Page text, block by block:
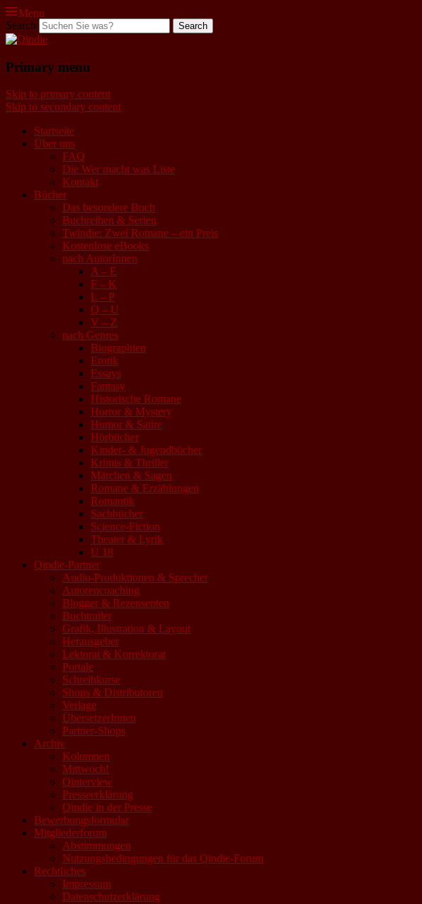
Menu
Qindie
Search
Primary menu
Skip to primary content
Skip to secondary content
Startseite
Über uns
FAQ
Die Wer macht was Liste
Kontakt
Bücher
Das besondere Buch
Buchreihen & Serien
Twindie: Zwei Romane – ein Preis
Kostenlose eBooks
nach AutorInnen
A – E
F – K
L – P
Q – U
V – Z
nach Genres
Biographien
Erotik
Essays
Fantasy
Historische Romane
Horror & Mystery
Humor & Satire
Hörbücher
Kinder- & Jugendbücher
Krimis & Thriller
Märchen & Sagen
Romane & Erzählungen
Romantik
Sachbücher
Science-Fiction
Theater & Lyrik
U 18
Qindie-Partner
Audio-Produktionen & Sprecher
Autorencoaching
Blogger & Rezensenten
Buchtrailer
Grafik, Illustration & Layout
Herausgeber
Lektorat & Korrektorat
Portale
Schreibkurse
Shops & Distributoren
Verlage
ÜbersetzerInnen
Partner-Shops
Archiv
Kolumnen
Mittwoch!
Qinterview
Presseerklärung
Qindie in der Presse
Bewerbungsformular
Mitgliederforum
Abstimmungen
Nutzungsbedingungen für das Qindie-Forum
Rechtliches
Impressum
Datenschutzerklärung